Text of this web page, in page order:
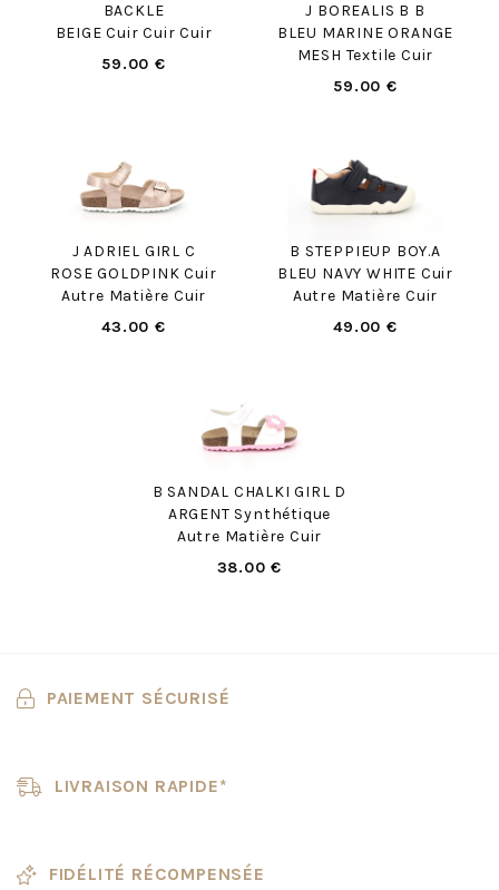
BACKLE
BEIGE Cuir Cuir Cuir
59.00 €
J BOREALIS B B
BLEU MARINE ORANGE
MESH Textile Cuir
59.00 €
J ADRIEL GIRL C
ROSE GOLDPINK Cuir
Autre Matière Cuir
43.00 €
B STEPPIEUP BOY.A
BLEU NAVY WHITE Cuir
Autre Matière Cuir
49.00 €
B SANDAL CHALKI GIRL D
ARGENT Synthétique
Autre Matière Cuir
38.00 €
PAIEMENT SÉCURISÉ
LIVRAISON RAPIDE*
FIDÉLITÉ RÉCOMPENSÉE